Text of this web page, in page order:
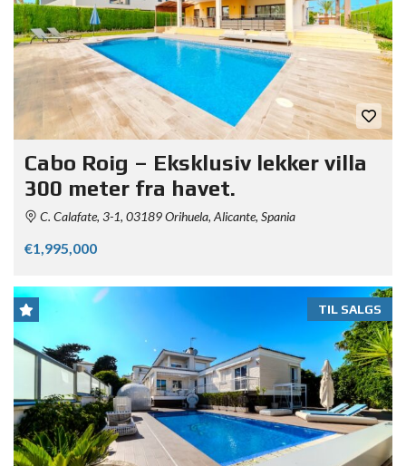
Cabo Roig – Eksklusiv lekker villa
300 meter fra havet.
C. Calafate, 3-1, 03189 Orihuela, Alicante, Spania
€1,995,000
TIL SALGS